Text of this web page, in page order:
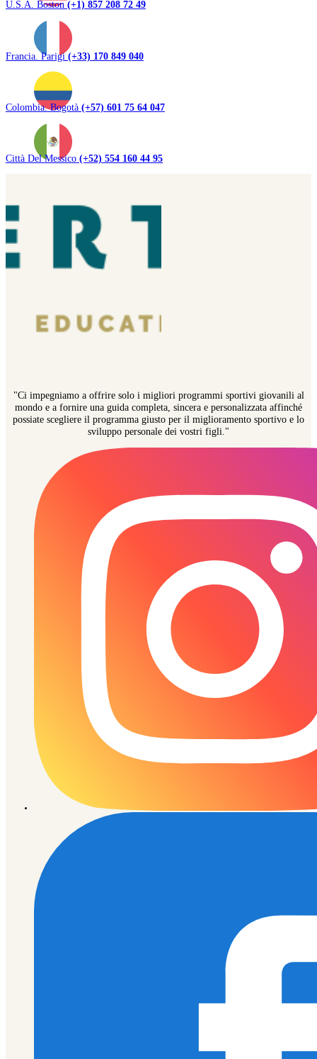
U.S.A. Boston(+1) 857 208 72 49
Francia. Parigi(+33) 170 849 040
Colombia. Bogotà (+57) 601 75 64 047
Città Del Messico (+52) 554 160 44 95
"Ci impegniamo a offrire solo i migliori programmi sportivi giovanili al
mondo e a fornire una guida completa, sincera e personalizzata affinché
possiate scegliere il programma giusto per il miglioramento sportivo e lo
sviluppo personale dei vostri figli."